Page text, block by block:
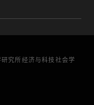
究所经济与科技社会学